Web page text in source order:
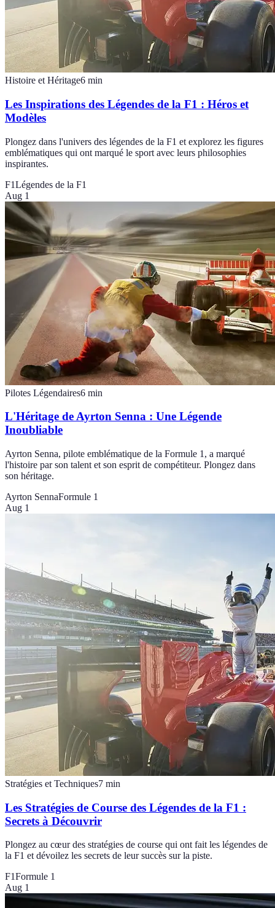
Histoire et Héritage6 min
Les Inspirations des Légendes de la F1 : Héros et
Modèles
Plongez dans l'univers des légendes de la F1 et explorez les figures
emblématiques qui ont marqué le sport avec leurs philosophies
inspirantes.
F1Légendes de la F1
Aug 1
Pilotes Légendaires6 min
L'Héritage de Ayrton Senna : Une Légende
Inoubliable
Ayrton Senna, pilote emblématique de la Formule 1, a marqué
l'histoire par son talent et son esprit de compétiteur. Plongez dans
son héritage.
Ayrton SennaFormule 1
Aug 1
Stratégies et Techniques7 min
Les Stratégies de Course des Légendes de la F1 :
Secrets à Découvrir
Plongez au cœur des stratégies de course qui ont fait les légendes de
la F1 et dévoilez les secrets de leur succès sur la piste.
F1Formule 1
Aug 1